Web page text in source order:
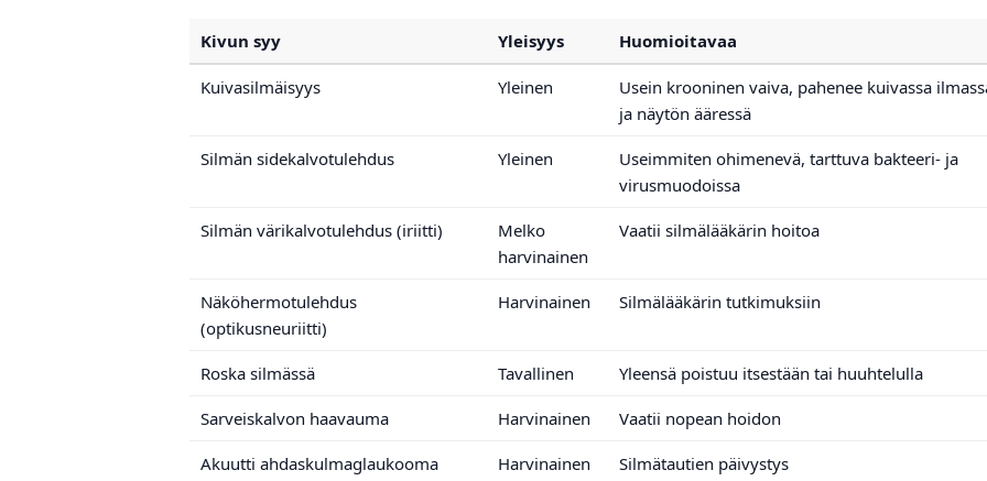
Kivun syy Yleisyys Huomioitavaa
Kuivasilmäisyys Yleinen
Usein krooninen vaiva, pahenee kuivassa
ja näytön ääressä
Silmän sidekalvotulehdus Yleinen
Useimmiten ohimenevä, tarttuva bakteeri- ja
virusmuodoissa
Silmän värikalvotulehdus (iriitti)
Melko
harvinainen
Vaatii silmälääkärin hoitoa
Näköhermotulehdus
(optikusneuriitti)
Harvinainen Silmälääkärin tutkimuksiin
Roska silmässä Tavallinen Yleensä poistuu itsestään tai huuhtelulla
Sarveiskalvon haavauma Harvinainen Vaatii nopean hoidon
Akuutti ahdaskulmaglaukooma Harvinainen Silmätautien päivystys